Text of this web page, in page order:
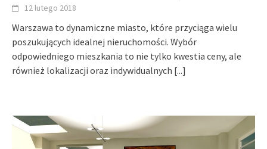
12 lutego 2018
Warszawa to dynamiczne miasto, które przyciąga wielu
poszukujących idealnej nieruchomości. Wybór
odpowiedniego mieszkania to nie tylko kwestia ceny, ale
również lokalizacji oraz indywidualnych [...]